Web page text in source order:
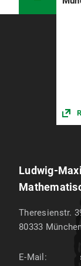
Ludwig-
Theresienstr.
80333
E-Mail: